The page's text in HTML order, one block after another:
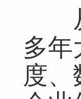
从
多年
度